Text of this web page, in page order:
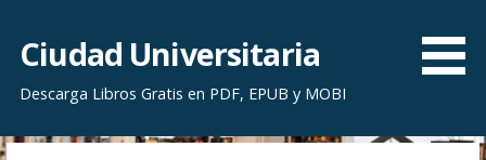
r
Ciudad Universitaria
Descarga Libros Gratis en PDF, EPUB y MOBI